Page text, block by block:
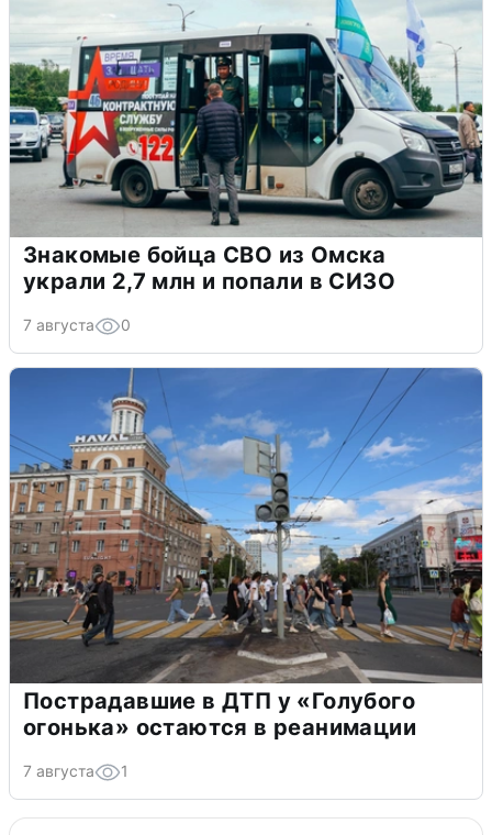
Знакомые бойца СВО из Омска
украли 2,7 млн и попали в СИЗО
7 августа 0
Пострадавшие в ДТП у «Голубого
огонька» остаются в реанимации
7 августа 1